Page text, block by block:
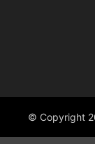
© Copyright